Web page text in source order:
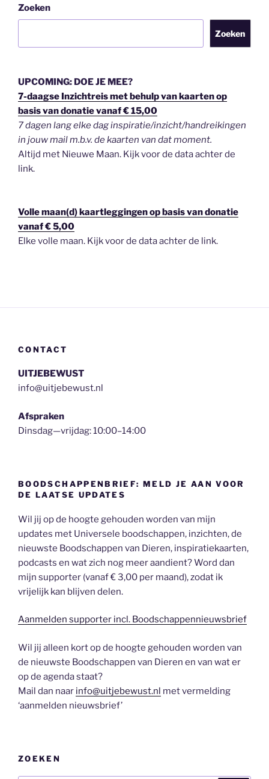
Zoeken
Zoeken
UPCOMING: DOE JE MEE?
7-daagse Inzichtreis met behulp van kaarten op
basis van donatie vanaf € 15,00
7 dagen lang elke dag inspiratie/inzicht/handreikingen
in jouw mail m.b.v. de kaarten van dat moment.
Altijd met Nieuwe Maan. Kijk voor de data achter de
link.
Volle maan(d) kaartleggingen op basis van donatie
vanaf € 5,00
Elke volle maan. Kijk voor de data achter de link.
CONTACT
UITJEBEWUST
info@uitjebewust.nl
Afspraken
Dinsdag—vrijdag: 10:00–14:00
BOODSCHAPPENBRIEF: MELD JE AAN VOOR
DE LAATSE UPDATES
Wil jij op de hoogte gehouden worden van mijn
updates met Universele boodschappen, inzichten, de
nieuwste Boodschappen van Dieren, inspiratiekaarten,
podcasts en wat zich nog meer aandient? Word dan
mijn supporter (vanaf € 3,00 per maand), zodat ik
vrijelijk kan blijven delen.
Aanmelden supporter incl. Boodschappennieuwsbrief
Wil jij alleen kort op de hoogte gehouden worden van
de nieuwste Boodschappen van Dieren en van wat er
op de agenda staat?
Mail dan naar info@uitjebewust.nl met vermelding
‘aanmelden nieuwsbrief’
ZOEKEN